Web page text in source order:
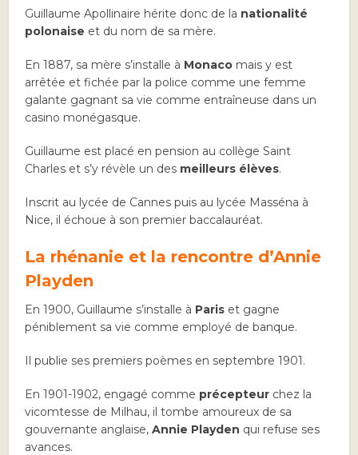
Guillaume Apollinaire hérite donc de la nationalité
polonaise et du nom de sa mère.
En 1887, sa mère s’installe à Monaco mais y est
arrêtée et fichée par la police comme une femme
galante gagnant sa vie comme entraîneuse dans un
casino monégasque.
Guillaume est placé en pension au collège Saint
Charles et s’y révèle un des meilleurs élèves.
Inscrit au lycée de Cannes puis au lycée Masséna à
Nice, il échoue à son premier baccalauréat.
La rhénanie et la rencontre d’Annie
Playden
En 1900, Guillaume s’installe à Paris et gagne
péniblement sa vie comme employé de banque.
Il publie ses premiers poèmes en septembre 1901.
En 1901-1902, engagé comme précepteur chez la
vicomtesse de Milhau, il tombe amoureux de sa
gouvernante anglaise,Annie Playden qui refuse ses
avances.